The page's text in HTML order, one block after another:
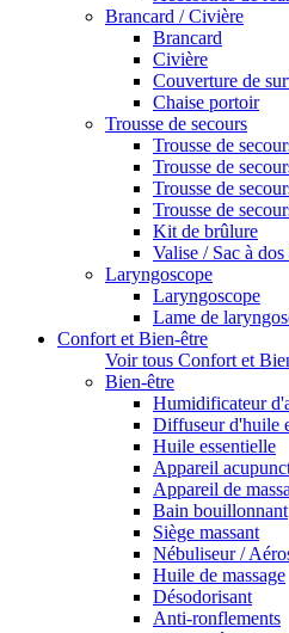
Brancard / Civière
Brancard
Civière
Couverture de
Chaise portoir
Trousse de secours
Trousse de
Trousse de
Trousse de
Trousse de
Kit de brûlure
Valise / Sac à dos
Laryngoscope
Laryngoscope
Lame de
Confort et Bien-être
Voir tous Confort et
Bien-être
Humidificateur
Diffuseur d'huile
Huile essentielle
Appareil
Appareil de
Bain bouillonnant
Siège massant
Nébuliseur /
Huile de massage
Désodorisant
Anti-ronflements